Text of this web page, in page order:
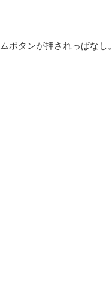
タンが押されっぱなし。